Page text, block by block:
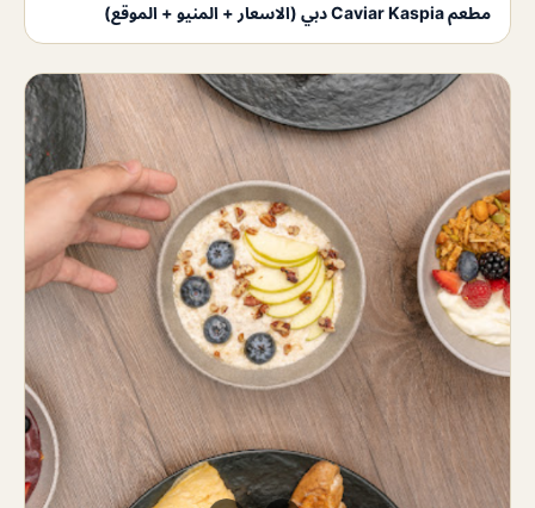
مطعم Caviar Kaspia دبي (الاسعار + المنيو + الموقع)